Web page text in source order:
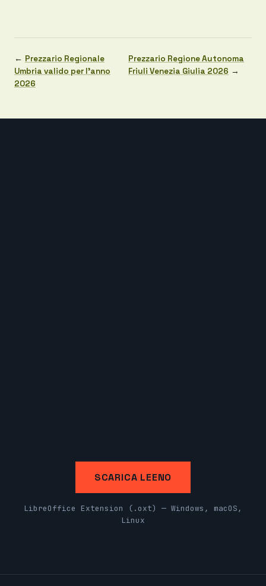
← Prezzario Regionale
Umbria valido per l’anno
2026
Prezzario Regione Autonoma
Friuli Venezia Giulia 2026 →
SCARICA LEENO
LibreOffice Extension (.oxt) — Windows, macOS,
Linux